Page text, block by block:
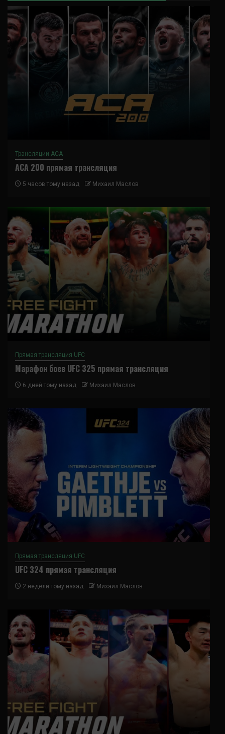
Трансляции ACA
ACA 200 прямая трансляция
5 часов тому назад Михаил Маслов
Прямая трансляция UFC
Марафон боев UFC 325 прямая трансляция
6 дней тому назад Михаил Маслов
Прямая трансляция UFC
UFC 324 прямая трансляция
2 недели тому назад Михаил Маслов